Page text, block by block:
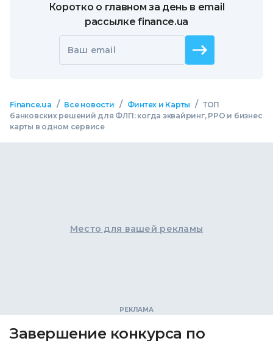
Коротко о главном за день в email
рассылке finance.ua
Ваш email
Finance.ua / Все новости / Финтех и Карты / ТОП
банковских решений для ФЛП: когда эквайринг, РРО и бизнес
карты в одном сервисе
Место для вашей рекламы
Завершение конкурса по